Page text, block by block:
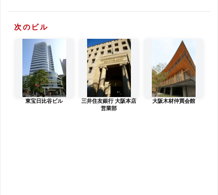
次のビル
東宝日比谷ビル
三井住友銀行 大阪本店
営業部
大阪木材仲買会館